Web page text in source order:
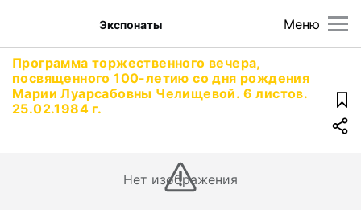
Меню
Экспонаты
Программа торжественного вечера,
посвященного 100-летию со дня рождения
Марии Луарсабовны Челищевой. 6 листов.
25.02.1984 г.
Нет изображения